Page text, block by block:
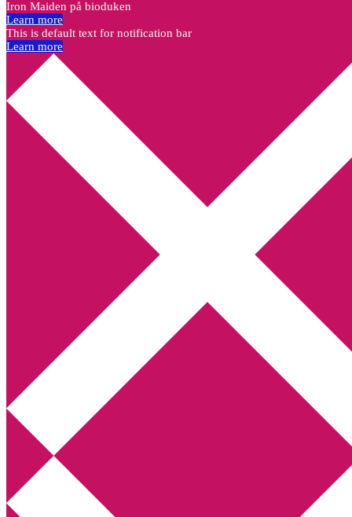
Annikas litteratur- och kulturblogg
Deckare, kriminalromaner, thrillers
Iron Maiden på bioduken
Learn more
This is default text for notification bar
Learn more